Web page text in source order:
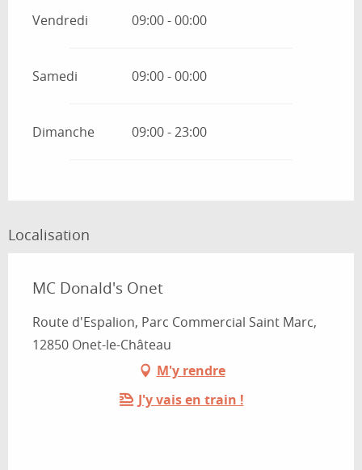
Vendredi 09:00 - 00:00
Samedi 09:00 - 00:00
Dimanche 09:00 - 23:00
Localisation
MC Donald's Onet
Route d'Espalion, Parc Commercial Saint Marc,
12850 Onet-le-Château
M'y rendre
J'y vais en train !